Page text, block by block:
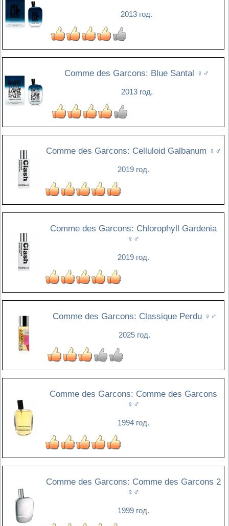
2013 год.
Comme des Garcons: Blue Santal ♀♂
2013 год.
Comme des Garcons: Celluloid Galbanum ♀♂
2019 год.
Comme des Garcons: Chlorophyll Gardenia
♀♂
2019 год.
Comme des Garcons: Classique Perdu ♀♂
2025 год.
Comme des Garcons: Comme des Garcons
♀♂
1994 год.
Comme des Garcons: Comme des Garcons 2
♀♂
1999 год.